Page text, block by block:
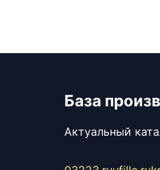
База
Актуальный